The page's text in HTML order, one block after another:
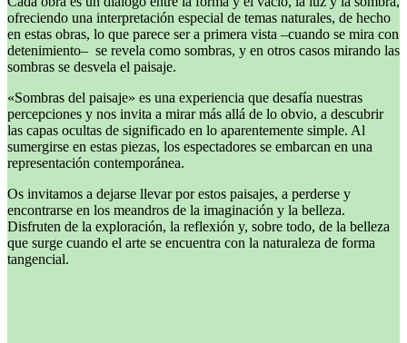
ofreciendo una interpretación especial de temas naturales, de hecho
en estas obras, lo que parece ser a primera vista –cuando se mira con
detenimiento– se revela como sombras, y en otros casos mirando las
sombras se desvela el paisaje.
«Sombras del paisaje» es una experiencia que desafía nuestras
percepciones y nos invita a mirar más allá de lo obvio, a descubrir
las capas ocultas de significado en lo aparentemente simple. Al
sumergirse en estas piezas, los espectadores se embarcan en una
representación contemporánea.
Os invitamos a dejarse llevar por estos paisajes, a perderse y
encontrarse en los meandros de la imaginación y la belleza.
Disfruten de la exploración, la reflexión y, sobre todo, de la belleza
que surge cuando el arte se encuentra con la naturaleza de forma
tangencial.